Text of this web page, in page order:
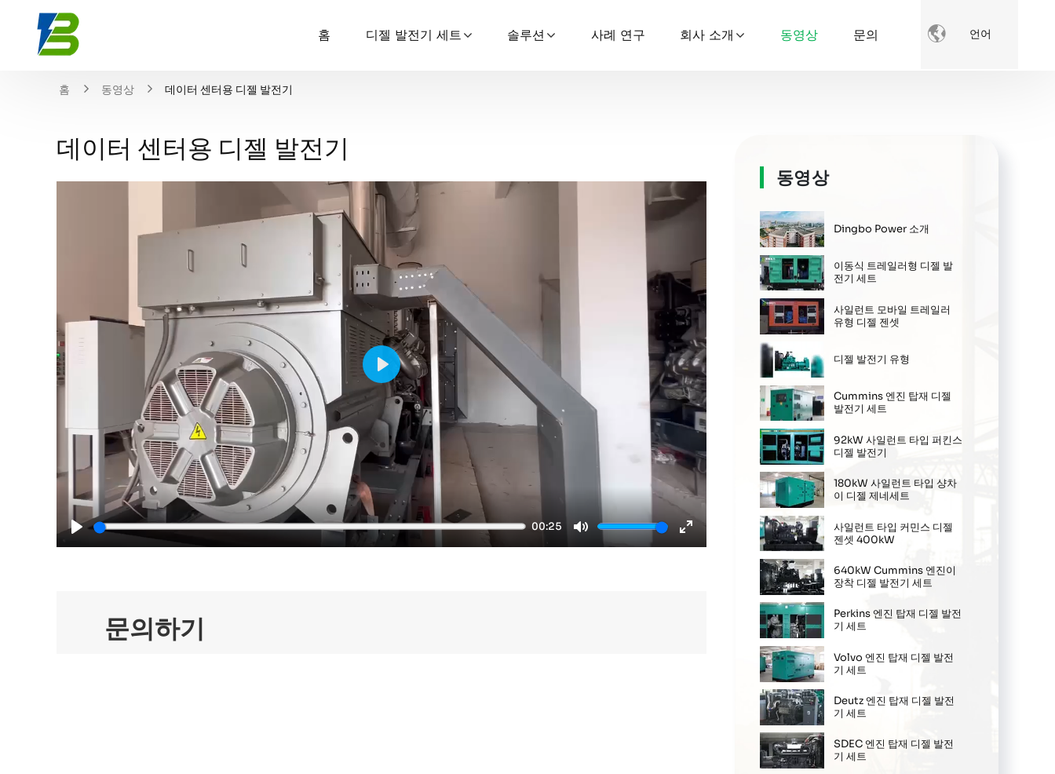
 언어
홈 디젤 발전기 세트 솔루션 사례 연구 회사 소개 동영상 문의
홈 동영상 데이터 센터용 디젤 발전기
데이터 센터용 디젤 발전기
00:25
Mute
Play
문의하기
동영상
Dingbo Power 소개
이동식 트레일러형 디젤 발
전기 세트
사일런트 모바일 트레일러
유형 디젤 젠셋
디젤 발전기 유형
Cummins 엔진 탑재 디젤
발전기 세트
92kW 사일런트 타입 퍼킨스
디젤 발전기
180kW 사일런트 타입 샹차
이 디젤 제네세트
사일런트 타입 커민스 디젤
젠셋 400kW
640kW Cummins 엔진이
장착 디젤 발전기 세트
Perkins 엔진 탑재 디젤 발전
기 세트
Volvo 엔진 탑재 디젤 발전
기 세트
Deutz 엔진 탑재 디젤 발전
기 세트
SDEC 엔진 탑재 디젤 발전
기 세트